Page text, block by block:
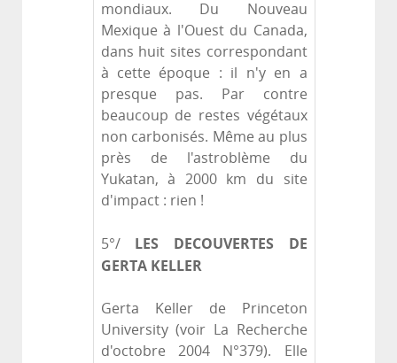
mondiaux. Du Nouveau
Mexique à l'Ouest du Canada,
dans huit sites correspondant
à cette époque : il n'y en a
presque pas. Par contre
beaucoup de restes végétaux
non carbonisés. Même au plus
près de l'astroblème du
Yukatan, à 2000 km du site
d'impact : rien !
5°/ LES DECOUVERTES DE
GERTA KELLER
Gerta Keller de Princeton
University (voir La Recherche
d'octobre 2004 N°379). Elle